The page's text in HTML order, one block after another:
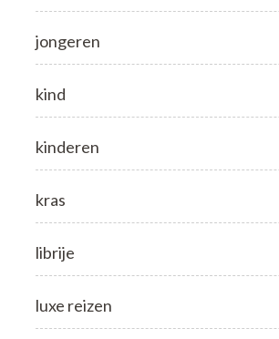
jongeren
kind
kinderen
kras
librije
luxe reizen